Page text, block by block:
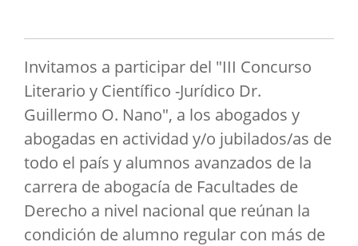
Invitamos a participar del "III Concurso
Literario y Científico -Jurídico Dr.
Guillermo O. Nano", a los abogados y
abogadas en actividad y/o jubilados/as de
todo el país y alumnos avanzados de la
carrera de abogacía de Facultades de
Derecho a nivel nacional que reúnan la
condición de alumno regular con más de